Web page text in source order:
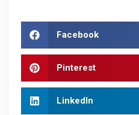
Facebook
Pinterest
LinkedIn